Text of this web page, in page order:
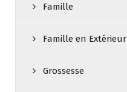
Famille
Famille en Extérieur
Grossesse